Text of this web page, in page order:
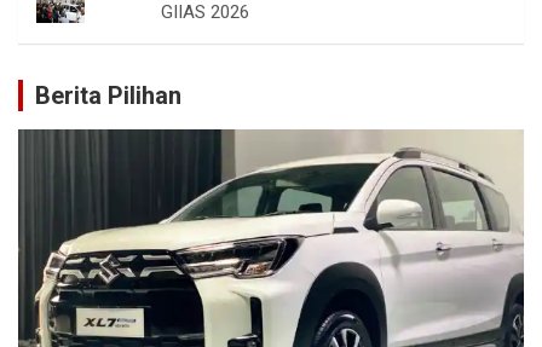
GIIAS 2026
Berita Pilihan